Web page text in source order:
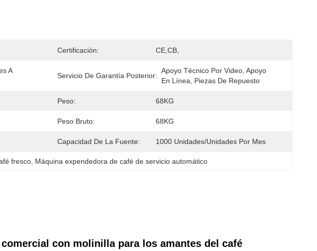
Certificación: CE,CB,
A
Servicio De Garantía Posterior:
Apoyo Técnico Por Video, Apoyo
En Línea, Piezas De Repuesto
Peso: 68KG
Peso Bruto: 68KG
Capacidad De La Fuente: 1000 Unidades/unidades Por Mes
fresco Máquina expendedora de café de servicio automático
con molinilla para los amantes del café